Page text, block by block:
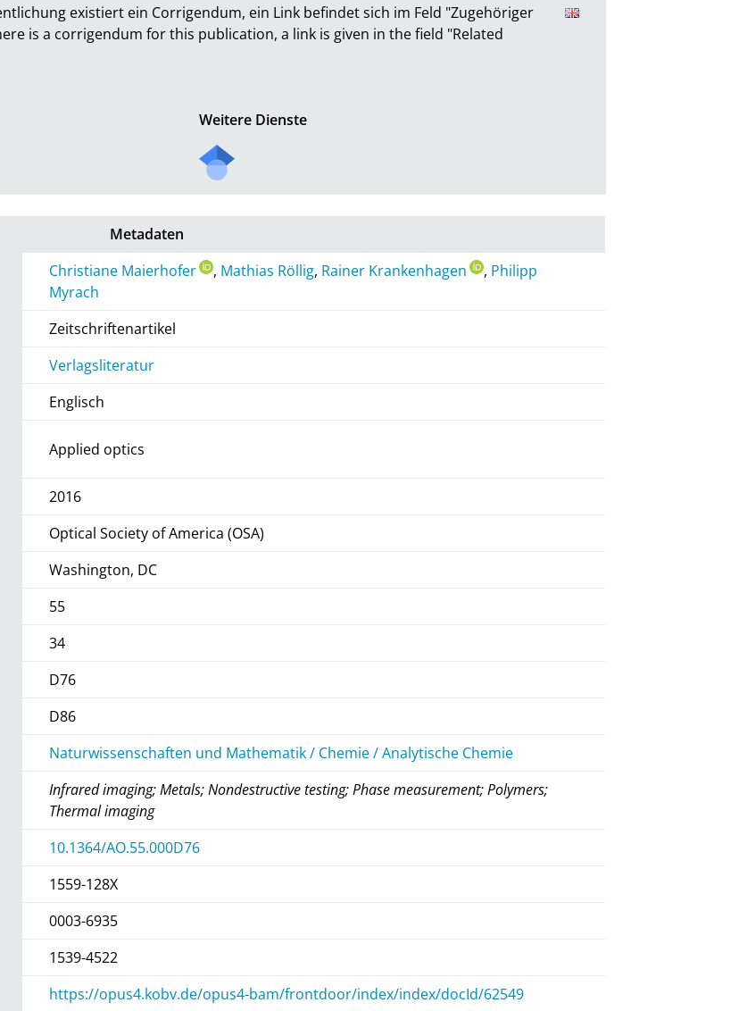
existiert ein Corrigendum, ein Link befindet sich im Feld "Zugehöriger
is a corrigendum for this publication, a link is given in the field "Related
Weitere Dienste
Metadaten
Christiane Maierhofer , Mathias Röllig, Rainer Krankenhagen , Philipp
Myrach
Zeitschriftenartikel
Verlagsliteratur
Englisch
Applied optics
2016
Optical Society of America (OSA)
Washington, DC
55
34
D76
D86
Naturwissenschaften und Mathematik / Chemie / Analytische Chemie
Infrared imaging; Metals; Nondestructive testing; Phase measurement; Polymers;
Thermal imaging
10.1364/AO.55.000D76
1559-128X
0003-6935
1539-4522
https://opus4.kobv.de/opus4-bam/frontdoor/index/index/docId/62549